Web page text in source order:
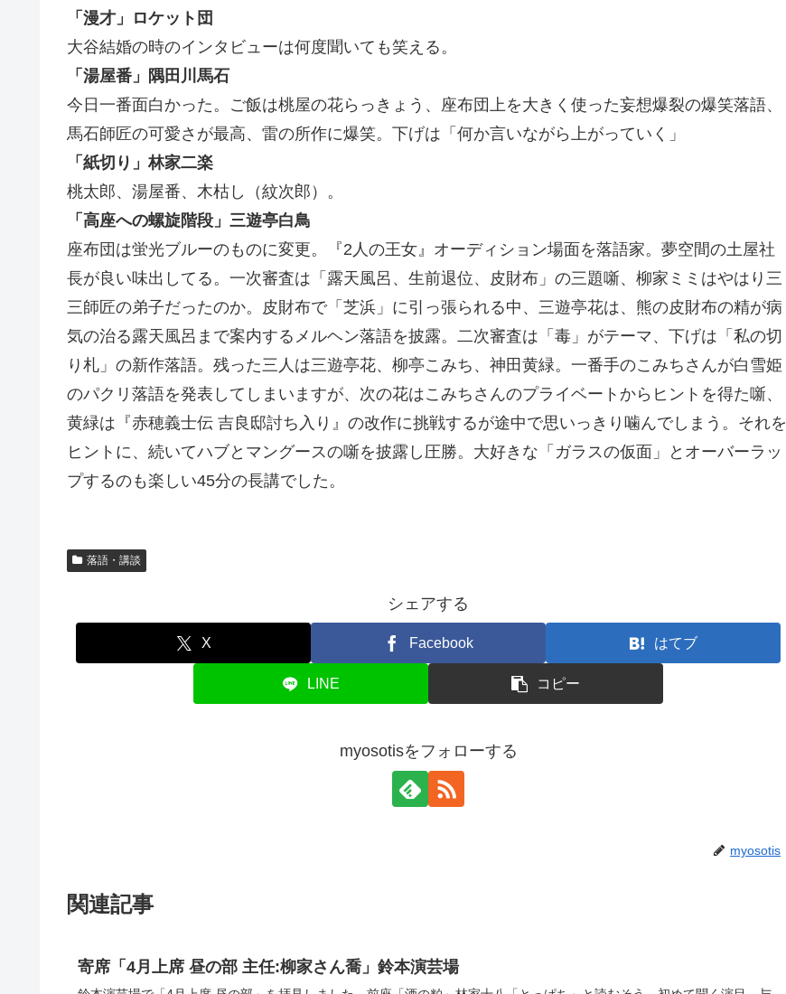
「漫才」ロケット団
大谷結婚の時のインタビューは何度聞いても笑える。
「湯屋番」隅田川馬石
今日一番面白かった。ご飯は桃屋の花らっきょう、座布団上を大きく使った妄想爆裂の爆笑落語、
馬石師匠の可愛さが最高、雷の所作に爆笑。下げは「何か言いながら上がっていく」
「紙切り」林家二楽
桃太郎、湯屋番、木枯し（紋次郎）。
「高座への螺旋階段」三遊亭白鳥
座布団は蛍光ブルーのものに変更。『2人の王女』オーディション場面を落語家。夢空間の土屋社
長が良い味出してる。一次審査は「露天風呂、生前退位、皮財布」の三題噺、柳家ミミはやはり三
三師匠の弟子だったのか。皮財布で「芝浜」に引っ張られる中、三遊亭花は、熊の皮財布の精が病
気の治る露天風呂まで案内するメルヘン落語を披露。二次審査は「毒」がテーマ、下げは「私の切
り札」の新作落語。残った三人は三遊亭花、柳亭こみち、神田黄緑。一番手のこみちさんが白雪姫
のパクリ落語を発表してしまいますが、次の花はこみちさんのプライベートからヒントを得た噺、
黄緑は『赤穂義士伝 吉良邸討ち入り』の改作に挑戦するが途中で思いっきり噛んでしまう。それを
ヒントに、続いてハブとマングースの噺を披露し圧勝。大好きな「ガラスの仮面」とオーバーラッ
プするのも楽しい45分の長講でした。
落語・講談
シェアする
X Facebook はてブ
LINE コピー
myosotisをフォローする
myosotis
関連記事
寄席「4月上席 昼の部 主任:柳家さん喬」鈴本演芸場